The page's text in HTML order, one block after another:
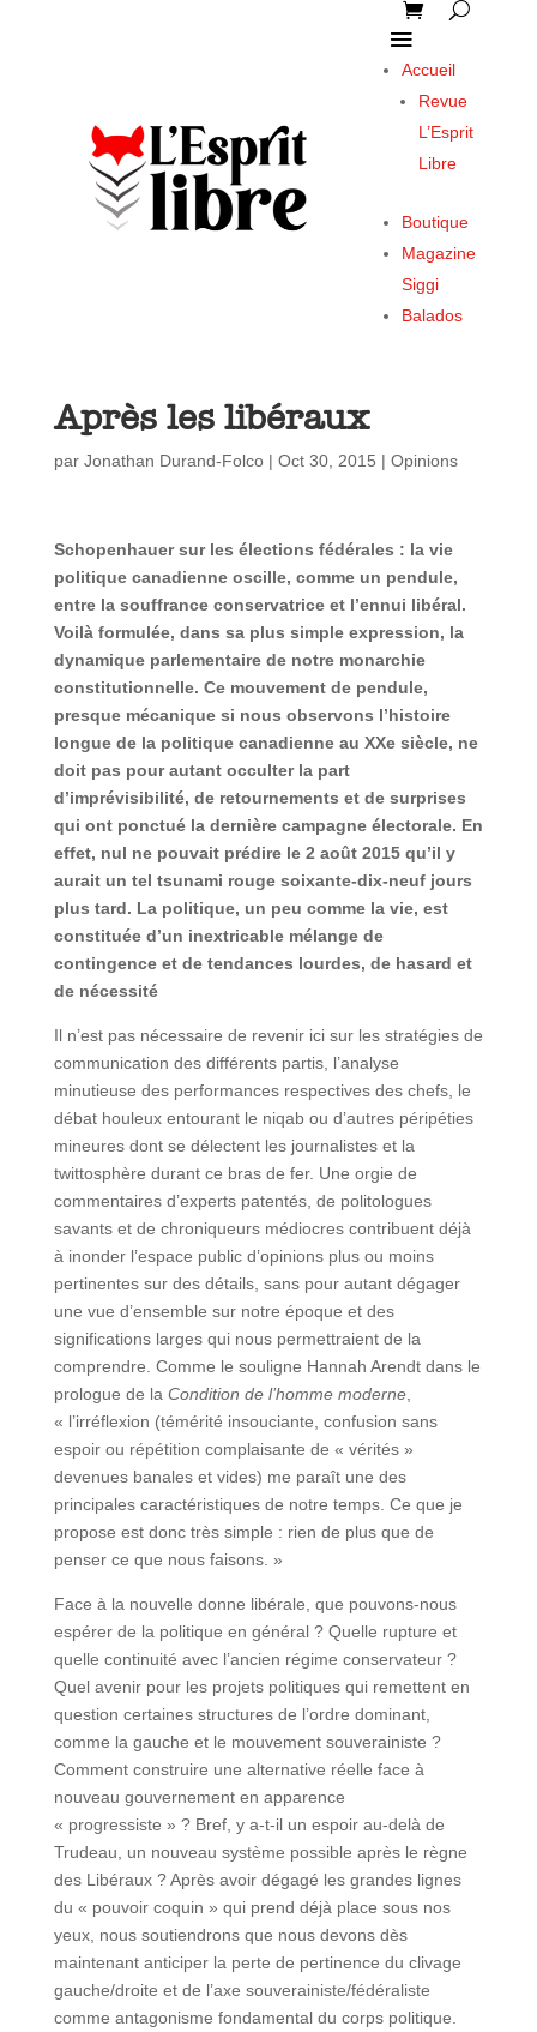
Accueil
Revue
L’Esprit
Libre
Boutique
Magazine
Siggi
Balados
Après les libéraux
par Jonathan Durand-Folco| Oct 30, 2015 | Opinions
Schopenhauer sur les élections fédérales : la vie
politique canadienne oscille, comme un pendule,
entre la souffrance conservatrice et l’ennui libéral.
Voilà formulée, dans sa plus simple expression, la
dynamique parlementaire de notre monarchie
constitutionnelle. Ce mouvement de pendule,
presque mécanique si nous observons l’histoire
longue de la politique canadienne au XXe siècle, ne
doit pas pour autant occulter la part
d’imprévisibilité, de retournements et de surprises
qui ont ponctué la dernière campagne électorale. En
effet, nul ne pouvait prédire le 2 août 2015 qu’il y
aurait un tel tsunami rouge soixante-dix-neuf jours
plus tard. La politique, un peu comme la vie, est
constituée d’un inextricable mélange de
contingence et de tendances lourdes, de hasard et
de nécessité
Il n’est pas nécessaire de revenir ici sur les stratégies de
communication des différents partis, l’analyse
minutieuse des performances respectives des chefs, le
débat houleux entourant le niqab ou d’autres péripéties
mineures dont se délectent les journalistes et la
twittosphère durant ce bras de fer. Une orgie de
commentaires d’experts patentés, de politologues
savants et de chroniqueurs médiocres contribuent déjà
à inonder l’espace public d’opinions plus ou moins
pertinentes sur des détails, sans pour autant dégager
une vue d’ensemble sur notre époque et des
significations larges qui nous permettraient de la
comprendre. Comme le souligne Hannah Arendt dans le
prologue de la Condition de l’homme moderne,
« l’irréflexion (témérité insouciante, confusion sans
espoir ou répétition complaisante de « vérités »
devenues banales et vides) me paraît une des
principales caractéristiques de notre temps. Ce que je
propose est donc très simple : rien de plus que de
penser ce que nous faisons. »
Face à la nouvelle donne libérale, que pouvons-nous
espérer de la politique en général ? Quelle rupture et
quelle continuité avec l’ancien régime conservateur ?
Quel avenir pour les projets politiques qui remettent en
question certaines structures de l’ordre dominant,
comme la gauche et le mouvement souverainiste ?
Comment construire une alternative réelle face à
nouveau gouvernement en apparence
« progressiste » ? Bref, y a-t-il un espoir au-delà de
Trudeau, un nouveau système possible après le règne
des Libéraux ? Après avoir dégagé les grandes lignes
du « pouvoir coquin » qui prend déjà place sous nos
yeux, nous soutiendrons que nous devons dès
maintenant anticiper la perte de pertinence du clivage
gauche/droite et de l’axe souverainiste/fédéraliste
comme antagonisme fondamental du corps politique.